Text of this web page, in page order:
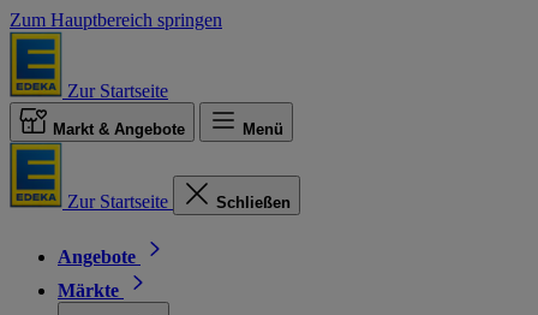
Zum Hauptbereich springen
Zur Startseite
Markt & Angebote Menü
Zur Startseite Schließen
Angebote
Märkte